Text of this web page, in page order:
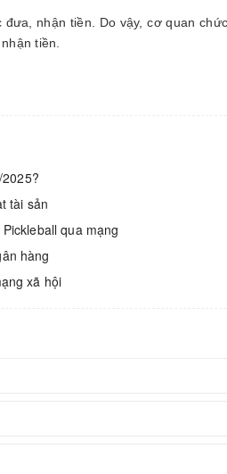
nhận tiền. Do vậy, cơ quan
tiền.
tài sản
qua mạng
hàng
xã hội